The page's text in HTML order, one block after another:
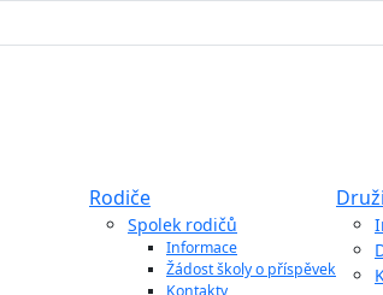
Rodiče
Spolek rodičů
Informace
Žádost školy o příspěvek
Kontakty